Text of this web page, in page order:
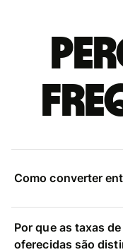
Como converter
Por que as taxas
oferecidas são